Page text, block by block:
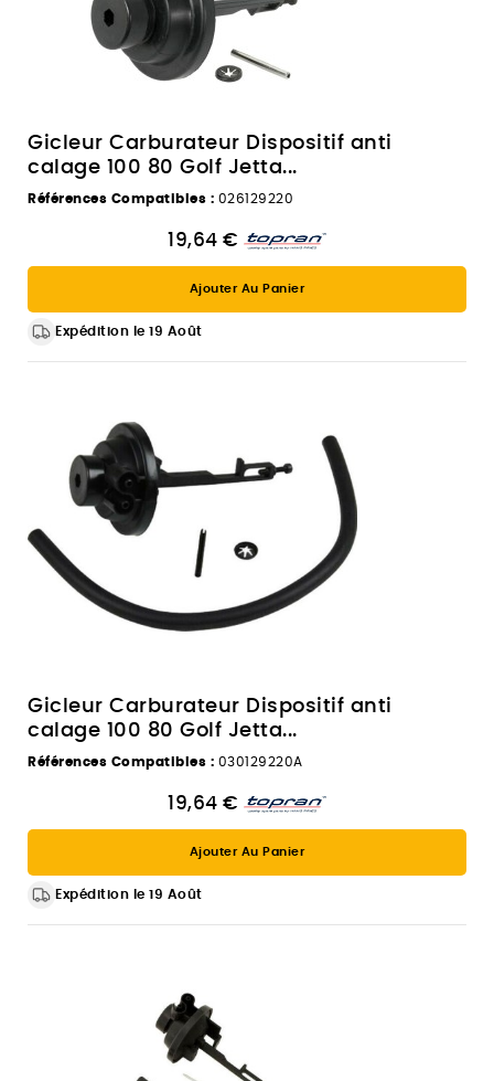
Gicleur Carburateur Dispositif anti
calage 100 80 Golf Jetta...
Références Compatibles : 026129220
19,64 €
Ajouter Au Panier
Expédition le 19 Août
Gicleur Carburateur Dispositif anti
calage 100 80 Golf Jetta...
Références Compatibles : 030129220A
19,64 €
Ajouter Au Panier
Expédition le 19 Août